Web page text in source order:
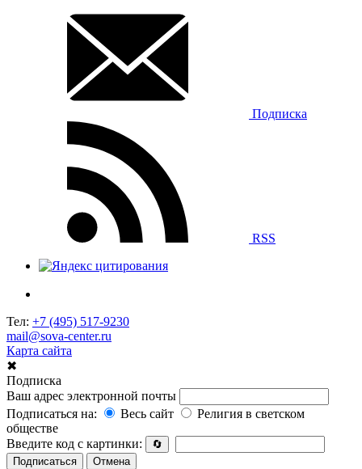
Подписка
RSS
Тел: +7 (495) 517-9230
mail@sova-center.ru
Карта сайта
✖
Подписка
Ваш адрес электронной почты
Подписаться на:
Весь сайт
Религия в светском
обществе
Введите код с картинки:
🔄
Подписаться
Отмена